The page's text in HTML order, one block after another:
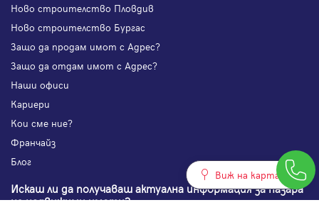
Виж на картата
Ново строителство Пловдив
Ново строителство Бургас
Защо да продам имот с Адрес?
Защо да отдам имот с Адрес?
Наши офиси
Кариери
Кои сме ние?
Франчайз
Блог
Искаш ли да получаваш актуална информация за пазара
на недвижими имоти?